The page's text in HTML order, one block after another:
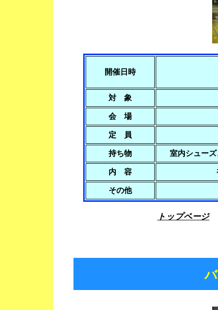
開催日時
対 象
会 場
定 員
持ち物 室内シュー
内 容
その他
トップページ